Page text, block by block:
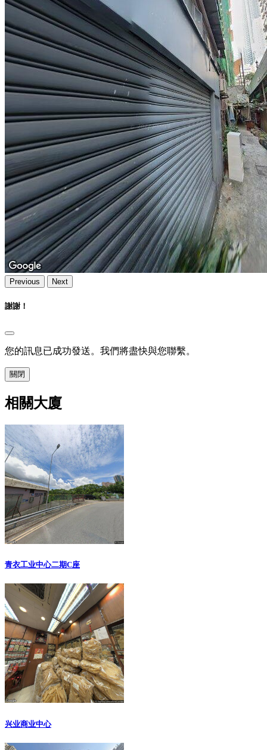
Previous Next
謝謝！
您的訊息已成功發送。我們將盡快與您聯繫。
關閉
相關大廈
青衣工业中心二期C座
兴业商业中心